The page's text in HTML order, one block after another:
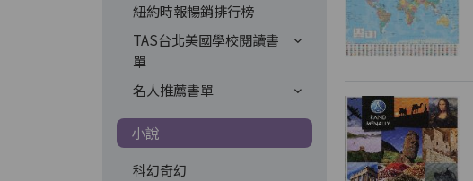
紐約時報暢銷排行榜
TAS台北美國學校閱讀書
單
名人推薦書單
小說
科幻奇幻